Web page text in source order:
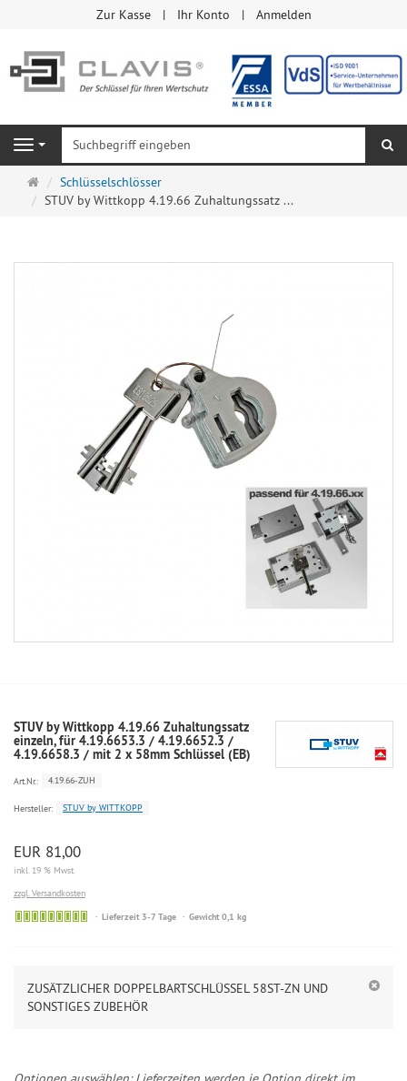
Zur Kasse Ihr Konto Anmelden
Navigation
Startseite
Schlüsselschlösser
STUV by Wittkopp 4.19.66 Zuhaltungssatz ...
STUV by Wittkopp 4.19.66 Zuhaltungssatz
einzeln, für 4.19.6653.3 / 4.19.6652.3 /
4.19.6658.3 / mit 2 x 58mm Schlüssel (EB)
Art.Nr.: 4.19.66-ZUH
Hersteller: STUV by WITTKOPP
EUR 81,00
inkl. 19 % Mwst.
zzgl. Versandkosten
Lieferzeit 3-7 Tage
Gewicht 0,1 kg
ZUSÄTZLICHER DOPPELBARTSCHLÜSSEL 58ST-ZN UND
SONSTIGES ZUBEHÖR